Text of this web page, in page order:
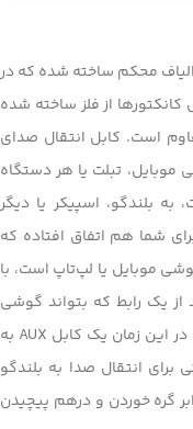
محکم ساخته شده که در
از فلز ساخته شده
است. کابل انتقال صدای
موبایل، تبلت یا هر دستگاه
مجهز است، به بلندگو، اسپیکر یا دیگر
شما هم اتفاق افتاده که
موبایل یا لپ‌تاپ است، با
از یک رابط که بتواند گوشی
موبایل را به بلندگو متصل کند، استفاده کنید. در این زمان یک کابل AUX به
برای انتقال صدا به بلندگو
گره خوردن و درهم پیچیدن